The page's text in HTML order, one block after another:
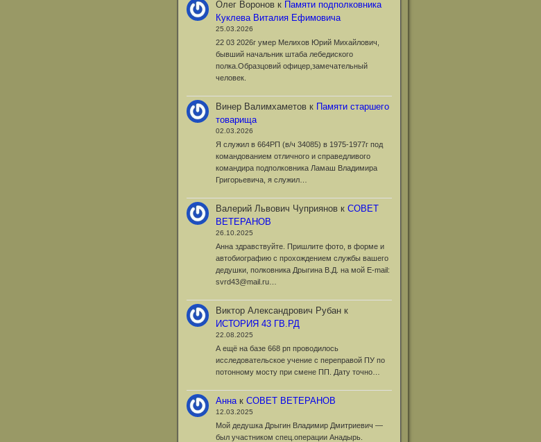
Олег Вороновк Памяти подполковника
Куклева Виталия Ефимовича
25.03.2026
22 03 2026г умер Мелихов Юрий Михайлович,
бывший начальник штаба лебедиского
полка.Образцовий офицер,замечательный
человек.
Винер Валимхаметовк Памяти старшего
товарища
02.03.2026
Я служил в 664РП (в/ч 34085) в 1975-1977г под
командованием отличного и справедливого
командира подполковника Ламаш Владимира
Григорьевича, я служил…
Валерий Львович Чуприяновк СОВЕТ
ВЕТЕРАНОВ
26.10.2025
Анна здравствуйте. Пришлите фото, в форме и
автобиографию с прохождением службы вашего
дедушки, полковника Дрыгина В.Д. на мой Е-mail:
svrd43@mail.ru…
Виктор Александрович Рубанк
ИСТОРИЯ 43 ГВ.РД
22.08.2025
А ещё на базе 668 рп проводилось
исследовательское учение с переправой ПУ по
потонному мосту при смене ПП. Дату точно…
Аннак СОВЕТ ВЕТЕРАНОВ
12.03.2025
Мой дедушка Дрыгин Владимир Дмитриевич —
был участником спец.операции Анадырь.